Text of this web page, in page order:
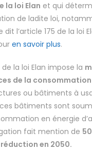
la loi Elan et qui
de ladite loi,
dit l’article 175 de la loi
en savoir plus.
la loi Elan impose la
de la consommation
ou bâtiments à
bâtiments sont
en énergie
fait mention de
en 2050.